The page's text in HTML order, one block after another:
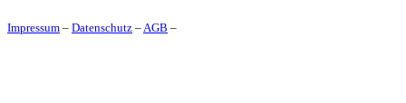
Impressum – Datenschutz –AGB –